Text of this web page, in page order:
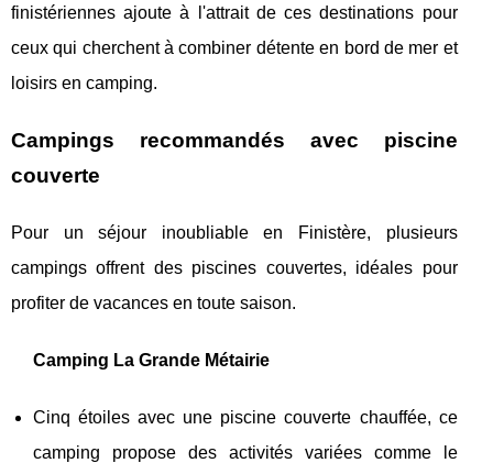
finistériennes ajoute à l'attrait de ces destinations pour
ceux qui cherchent à combiner détente en bord de mer et
loisirs en camping.
Campings recommandés avec piscine
couverte
Pour un séjour inoubliable en Finistère, plusieurs
campings offrent des piscines couvertes, idéales pour
profiter de vacances en toute saison.
Camping La Grande Métairie
Cinq étoiles avec une piscine couverte chauffée, ce
camping propose des activités variées comme le